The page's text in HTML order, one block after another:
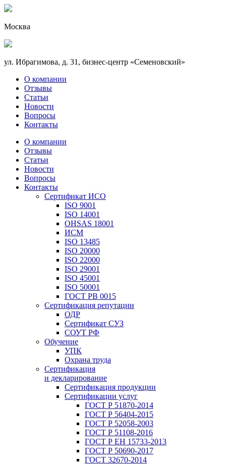
Москва
ул. Ибрагимова, д. 31, бизнес-центр «Семеновский»
О компании
Отзывы
Статьи
Новости
Вопросы
Контакты
О компании
Отзывы
Статьи
Новости
Вопросы
Контакты
Сертификат ИСО
ISO 9001
ISO 14001
OHSAS 18001
ИСМ
ISO 13485
ISO 20000
ISO 22000
ISO 29001
ISO 45001
ISO 50001
ГОСТ РВ 0015
Сертификация репутации
ОДР
Сертификат СУЗ
СОУТ РФ
Обучение
УПК
Охрана труда
Сертификация
и декларирование
Сертификация продукции
Сертификации услуг
ГОСТ Р 51870-2014
ГОСТ Р 56404-2015
ГОСТ Р 52058-2003
ГОСТ Р 51108-2016
ГОСТ Р ЕН 15733-2013
ГОСТ Р 50690-2017
ГОСТ 32670-2014